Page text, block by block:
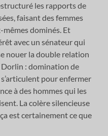
les rapports de
faisant des femmes
mêmes dominés. Et
avec un sénateur qui
nouer la double relation
: domination de
pour enfermer
à des hommes qui les
La colère silencieuse
est certainement ce que